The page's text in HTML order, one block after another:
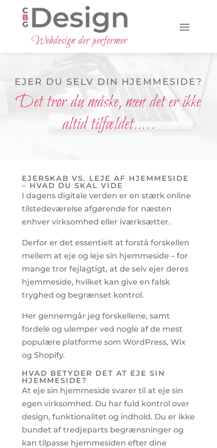
EJER DU SELV DIN HJEMMESIDE?
Det tror du måske, men det er ikke
altid tilfældet…..
EJERSKAB VS. LEJE AF HJEMMESIDE
– HVAD DU SKAL VIDE
I dagens digitale verden er en stærk online
tilstedeværelse afgørende for næsten
enhver virksomhed eller iværksætter.
Derfor er det essentielt at forstå forskellen
mellem at eje og leje sin hjemmeside – for
mange tror fejlagtigt, at de selv ejer deres
hjemmeside, hvilket kan give en falsk
tryghed og begrænset kontrol.
Her gennemgår jeg forskellene, samt
fordele og ulemper ved nogle af de mest
populære platforme som WordPress, Wix
og Shopify.
HVAD BETYDER DET AT EJE SIN
HJEMMESIDE?
At eje sin hjemmeside svarer til at eje sin
egen virksomhed. Du har fuld kontrol over
design, funktionalitet og indhold. Du er ikke
bundet af tredjeparts begrænsninger og
kan tilpasse hjemmesiden efter dine